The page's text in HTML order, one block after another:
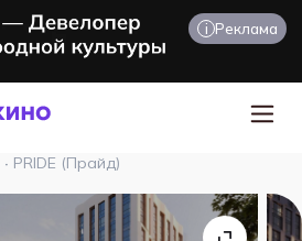
i Реклама
· PRIDE (Прайд)